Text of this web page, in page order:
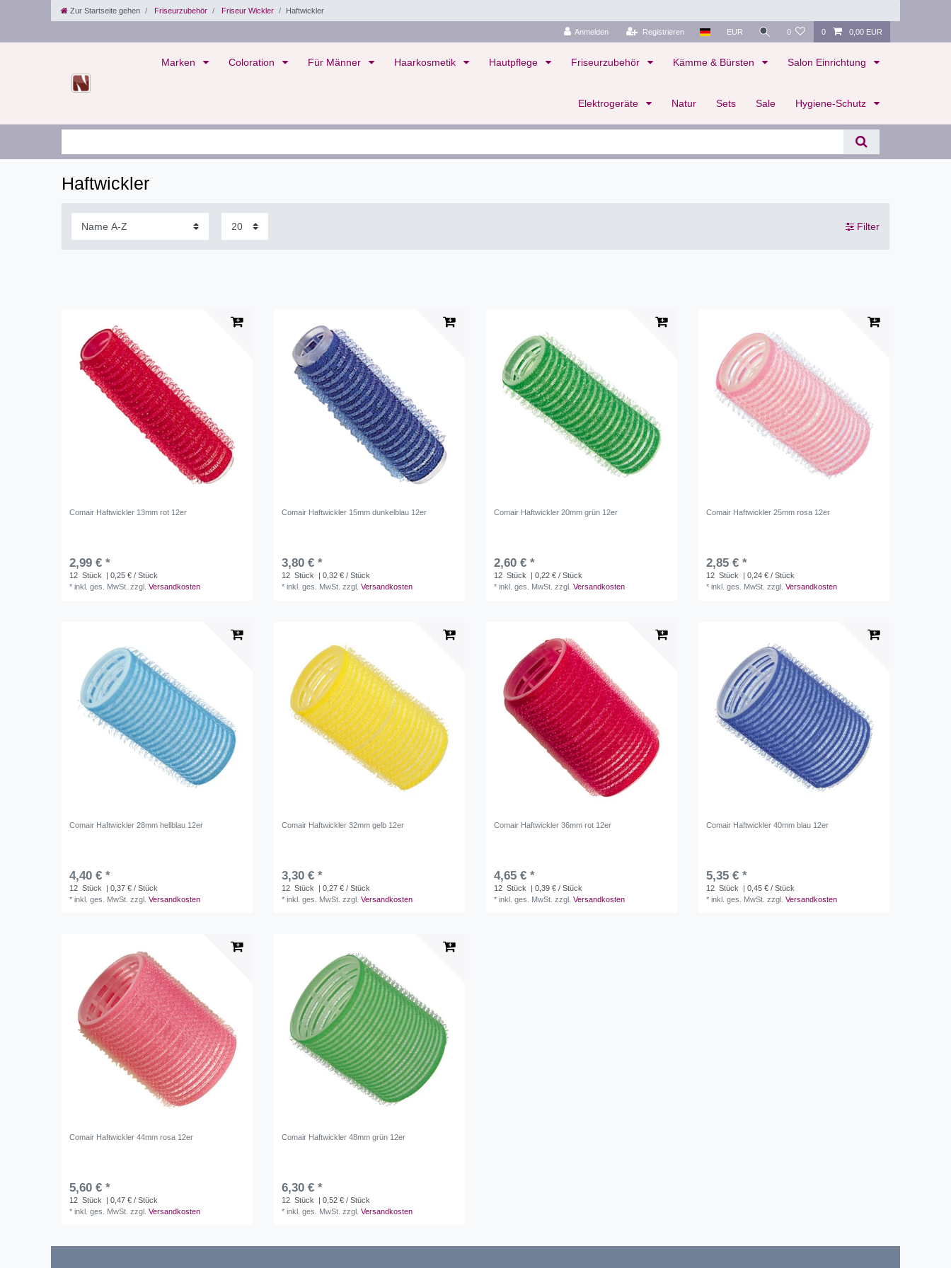
Zur Startseite gehen Friseurzubehör Friseur Wickler Haftwickler
Anmelden Registrieren EUR 0 0 0,00 EUR
Marken Coloration Für Männer Haarkosmetik Hautpflege Friseurzubehör Kämme & Bürsten Salon Einrichtung
Elektrogeräte Natur Sets Sale Hygiene-Schutz
Haftwickler
Filter
Comair Haftwickler 13mm rot 12er
2,99 € *
12 Stück
| 0,25 € / Stück
*inkl. ges. MwSt. zzgl.Versandkosten
Comair Haftwickler 15mm dunkelblau 12er
3,80 € *
12 Stück
| 0,32 € / Stück
*inkl. ges. MwSt. zzgl.Versandkosten
Comair Haftwickler 20mm grün 12er
2,60 € *
12 Stück
| 0,22 € / Stück
*inkl. ges. MwSt. zzgl.Versandkosten
Comair Haftwickler 25mm rosa 12er
2,85 € *
12 Stück
| 0,24 € / Stück
*inkl. ges. MwSt. zzgl.Versandkosten
Comair Haftwickler 28mm hellblau 12er
4,40 € *
12 Stück
| 0,37 € / Stück
*inkl. ges. MwSt. zzgl.Versandkosten
Comair Haftwickler 32mm gelb 12er
3,30 € *
12 Stück
| 0,27 € / Stück
*inkl. ges. MwSt. zzgl.Versandkosten
Comair Haftwickler 36mm rot 12er
4,65 € *
12 Stück
| 0,39 € / Stück
*inkl. ges. MwSt. zzgl.Versandkosten
Comair Haftwickler 40mm blau 12er
5,35 € *
12 Stück
| 0,45 € / Stück
*inkl. ges. MwSt. zzgl.Versandkosten
Comair Haftwickler 44mm rosa 12er
5,60 € *
12 Stück
| 0,47 € / Stück
*inkl. ges. MwSt. zzgl.Versandkosten
Comair Haftwickler 48mm grün 12er
6,30 € *
12 Stück
| 0,52 € / Stück
*inkl. ges. MwSt. zzgl.Versandkosten